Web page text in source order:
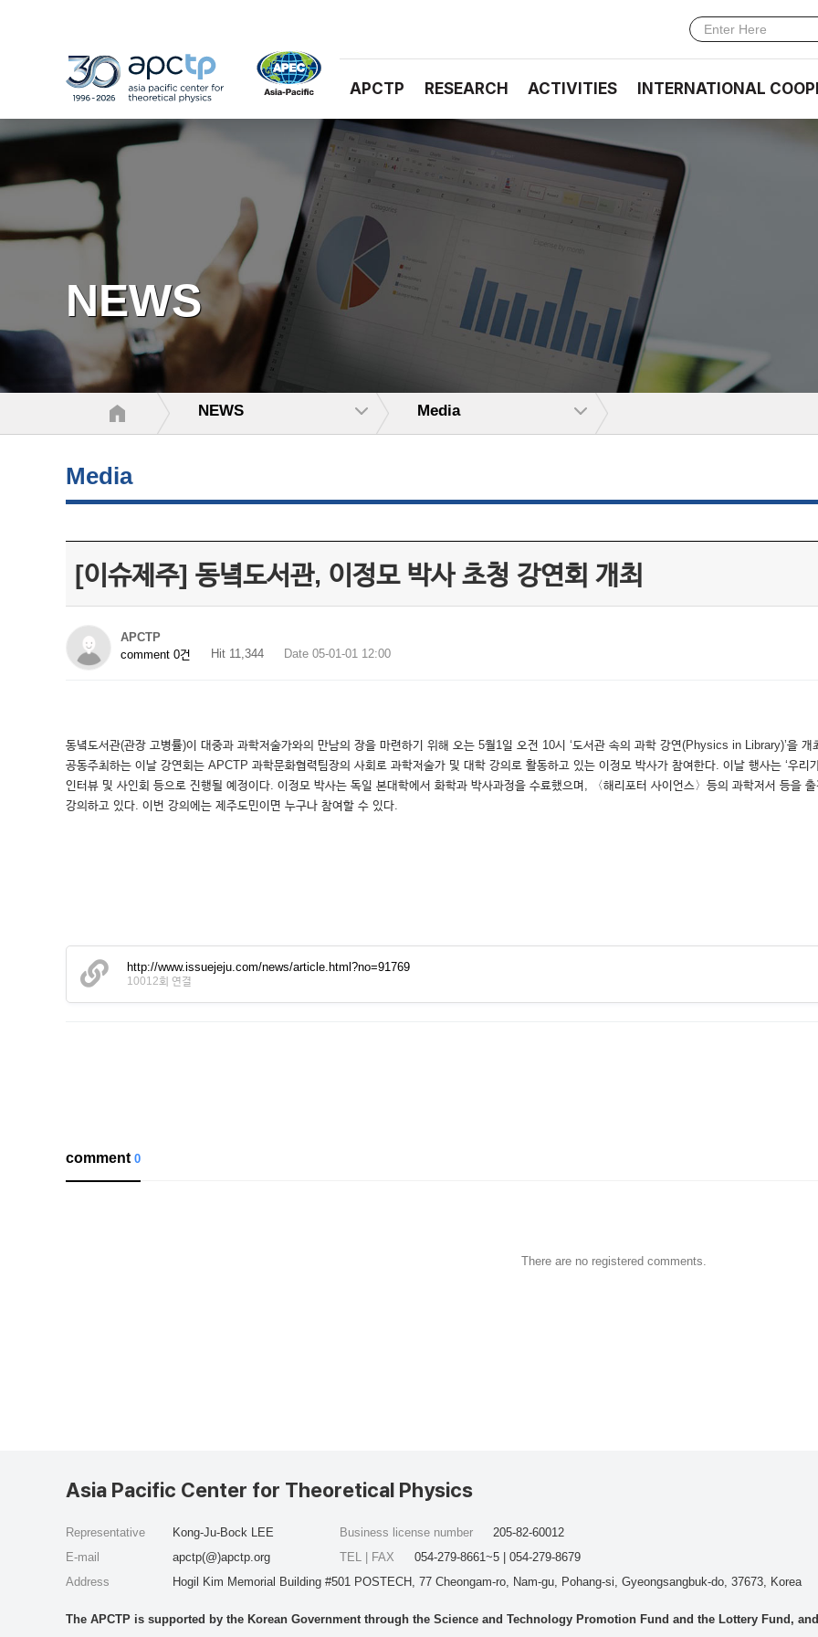
APCTP RESEARCH ACTIVITIES INTERNATIONAL
NEWS
NEWS Media
Media
[이슈제주] 동녘도서관, 이정모 박사 초청 강연회 개최
APCTP
comment 0건
Hit 11,344 Date 05-01-01 12:00
동녘도서관(관장 고병률)이 대중과 과학저술가와의 만남의 장을 마련하기 위해 오는 5월1일 오전 10시 ‘도서관 속의 과학 강연(Physics in Library)’을
공동주최하는 이날 강연회는 APCTP 과학문화협력팀장의 사회로 과학저술가 및 대학 강의로 활동하고 있는 이정모 박사가 참여한다. 이날 행사는 ‘우
인터뷰 및 사인회 등으로 진행될 예정이다. 이정모 박사는 독일 본대학에서 화학과 박사과정을 수료했으며, 〈해리포터 사이언스〉등의 과학저서 등을
강의하고 있다. 이번 강의에는 제주도민이면 누구나 참여할 수 있다.
http://www.issuejeju.com/news/article.html?no=91769
10012회 연결
comment0
There are no registered comments.
Asia Pacific Center for Theoretical Physics
Representative
Kong-Ju-Bock LEE
E-mail
apctp(@)apctp.org
Address
Hogil Kim Memorial Building #501 POSTECH, 77 Cheongam-ro, Nam-gu, Pohang-si, Gyeongsangbuk-do, 37673, Korea
Business license number
205-82-60012
TEL | FAX
054-279-8661~5 | 054-279-8679
The APCTP is supported by the Korean Government through the Science and Technology Promotion Fund and the Lottery Fund,